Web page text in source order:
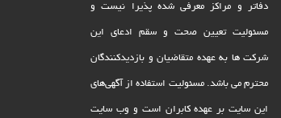
دفاتر و مراکز معرفی شده پذیرا نیست و
مسئولیت تعیین صحت و سقم ادعای این
شرکت ها به عهده متقاضیان و بازدیدکنندگان
محترم می باشد. مسئولیت استفاده از آگهی‌های
این سایت بر عهده کابران است و وب سایت